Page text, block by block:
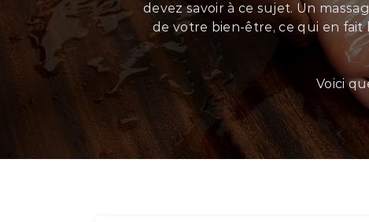
devez savoir à ce sujet. Un
de votre bien-être, ce qui en
Voici